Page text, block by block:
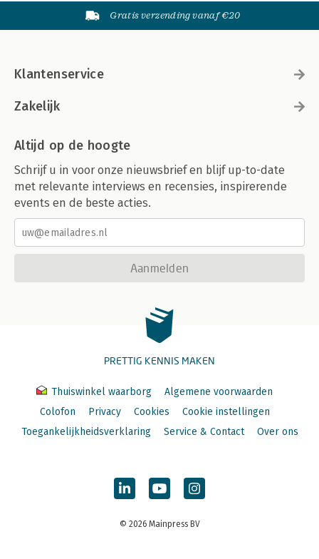
Gratis verzending vanaf €20
Klantenservice
Zakelijk
Altijd op de hoogte
Schrijf u in voor onze nieuwsbrief en blijf up-to-date
met relevante interviews en recensies, inspirerende
events en de beste acties.
Aanmelden
PRETTIG KENNIS MAKEN
Thuiswinkel waarborg
Algemene voorwaarden
Colofon
Privacy Cookies
Cookie instellingen
Toegankelijkheidsverklaring
Service & Contact Over ons
© 2026 Mainpress BV